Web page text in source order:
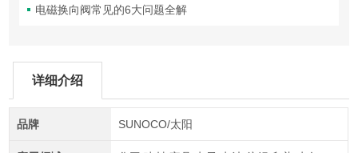
电磁换向阀常见的6大问题全解
详细介绍
品牌 SUNOCO/太阳